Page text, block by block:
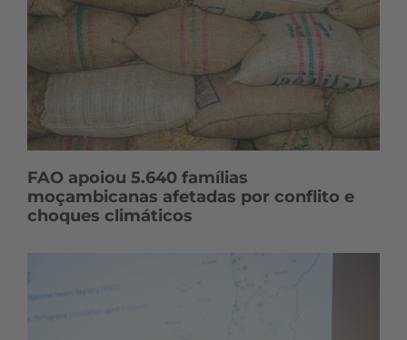
FAO apoiou 5.640 famílias
moçambicanas afetadas por conflito e
choques climáticos